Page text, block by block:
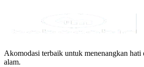
Akomodasi terbaik untuk menenangkan hati
alam.